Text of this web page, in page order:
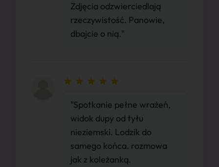
Zdjęcia odzwierciedlają
rzeczywistość. Panowie,
dbajcie o nią."
"Spotkanie pełne wrażeń,
widok dupy od tyłu
nieziemski. Lodzik do
samego końca. rozmowa
jak z koleżanką.